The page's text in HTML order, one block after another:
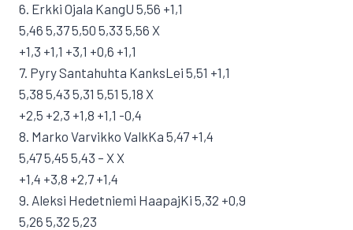
6. Erkki Ojala KangU 5,56 +1,1
5,46 5,37 5,50 5,33 5,56 X
+1,3 +1,1 +3,1 +0,6 +1,1
7. Pyry Santahuhta KanksLei 5,51 +1,1
5,38 5,43 5,31 5,51 5,18 X
+2,5 +2,3 +1,8 +1,1 -0,4
8. Marko Varvikko ValkKa 5,47 +1,4
5,47 5,45 5,43 – X X
+1,4 +3,8 +2,7 +1,4
9. Aleksi Hedetniemi HaapajKi 5,32 +0,9
5,26 5,32 5,23